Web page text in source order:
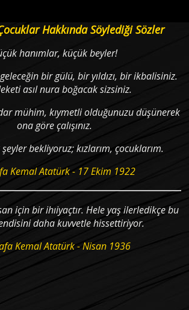
Hakkında Söylediği Sözler
hanımlar, küçük beyler!
bir gülü, bir yıldızı, bir ikbalisiniz.
asıl nura boğacak sizsiniz.
mühim, kıymetli olduğunuzu düşünerek
ona göre çalışınız.
bekliyoruz; kızlarım, çocuklarım.
Kemal Atatürk - 17 Ekim 1922
için bir ihıiyaçtır. Hele yaş ilerledikçe bu
daha kuvvetle hissettiriyor.
Kemal Atatürk - Nisan 1936